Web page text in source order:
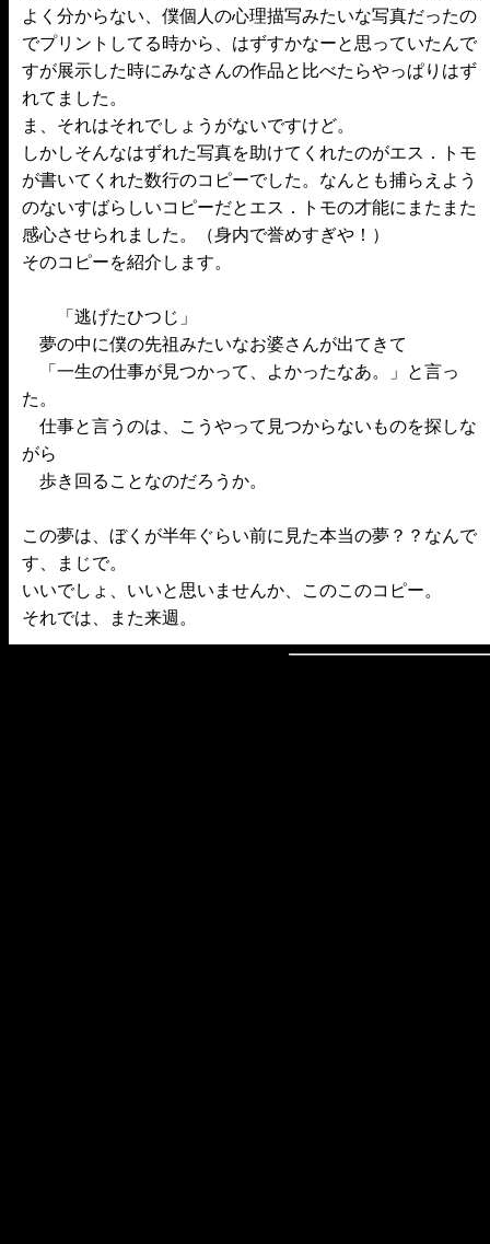
よく分からない、僕個人の心理描写みたいな写真だったの
でプリントしてる時から、はずすかなーと思っていたんで
すが展示した時にみなさんの作品と比べたらやっぱりはず
れてました。
ま、それはそれでしょうがないですけど。
しかしそんなはずれた写真を助けてくれたのがエス．トモ
が書いてくれた数行のコピーでした。なんとも捕らえよう
のないすばらしいコピーだとエス．トモの才能にまたまた
感心させられました。（身内で誉めすぎや！）
そのコピーを紹介します。
「逃げたひつじ」
夢の中に僕の先祖みたいなお婆さんが出てきて
「一生の仕事が見つかって、よかったなあ。」と言っ
た。
仕事と言うのは、こうやって見つからないものを探しな
がら
歩き回ることなのだろうか。
この夢は、ぼくが半年ぐらい前に見た本当の夢？？なんで
す、まじで。
いいでしょ、いいと思いませんか、このこのコピー。
それでは、また来週。